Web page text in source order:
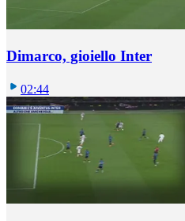
Dimarco, gioiello Inter
02:44